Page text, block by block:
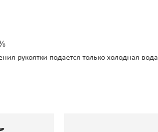
рукоятки подается только холодная вода